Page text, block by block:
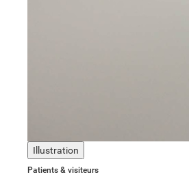
Illustration
Patients & visiteurs